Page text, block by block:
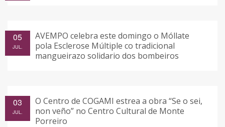
AVEMPO celebra este domingo o Móllate
pola Esclerose Múltiple co tradicional
mangueirazo solidario dos bombeiros
05
JUL.
O Centro de COGAMI estrea a obra “Se o sei,
non veño” no Centro Cultural de Monte
Porreiro
03
JUL.